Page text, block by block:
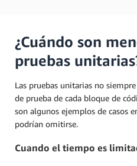
¿Cuándo son
pruebas
Las pruebas unitarias no
de prueba de cada bloque de
son algunos ejemplos de casos
podrían omitirse.
Cuando el tiempo es